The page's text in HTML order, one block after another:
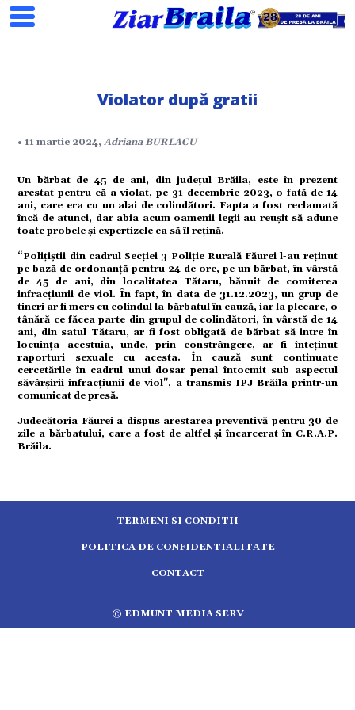
Violator după gratii
• 11 martie 2024,Adriana BURLACU
Un bărbat de 45 de ani, din judeţul Brăila, este în prezent
arestat pentru că a violat, pe 31 decembrie 2023, o fată de 14
ani, care era cu un alai de colindători. Fapta a fost reclamată
încă de atunci, dar abia acum oamenii legii au reușit să adune
toate probele şi expertizele ca să îl reţină.
“Poliţiştii din cadrul Secţiei 3 Poliţie Rurală Făurei l-au reţinut
pe bază de ordonanţă pentru 24 de ore, pe un bărbat, în vârstă
de 45 de ani, din localitatea Tătaru, bănuit de comiterea
infracţiunii de viol. În fapt, în data de 31.12.2023, un grup de
tineri ar fi mers cu colindul la bărbatul în cauză, iar la plecare, o
tânără ce făcea parte din grupul de colindători, în vârstă de 14
ani, din satul Tătaru, ar fi fost obligată de bărbat să intre în
locuinţa acestuia, unde, prin constrângere, ar fi înteţinut
raporturi sexuale cu acesta. În cauză sunt continuate
cercetările în cadrul unui dosar penal întocmit sub aspectul
săvârşirii infracţiunii de viol", a transmis IPJ Brăila printr-un
comunicat de presă.
Judecătoria Făurei a dispus arestarea preventivă pentru 30 de
zile a bărbatului, care a fost de altfel și încarcerat în C.R.A.P.
Brăila.
TERMENI SI CONDITII
POLITICA DE CONFIDENTIALITATE
CONTACT
© EDMUNT MEDIA SERV